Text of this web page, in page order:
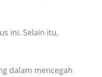
ini. Selain itu,
dalam mencegah